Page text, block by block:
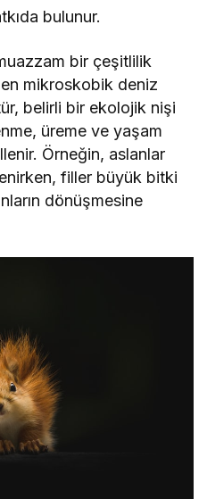
bulunur.
bir çeşitlilik
mikroskobik deniz
belirli bir ekolojik nişi
üreme ve yaşam
Örneğin, aslanlar
filler büyük bitki
dönüşmesine